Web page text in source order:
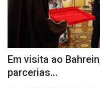
Em visita ao
parcerias...